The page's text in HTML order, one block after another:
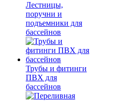
Лестницы,
поручни и
подъемники для
бассейнов
Трубы и фитинги
ПВХ для
бассейнов